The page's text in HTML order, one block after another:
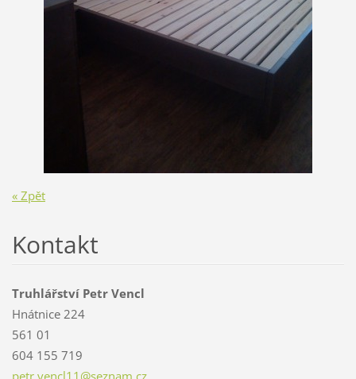
« Zpět
Kontakt
Truhlářství Petr Vencl
Hnátnice 224
561 01
604 155 719
petr.vencl11@seznam.cz